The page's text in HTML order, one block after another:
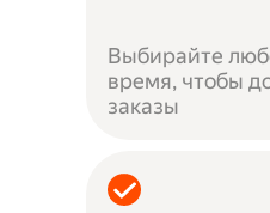
Выбирайте
время, чтобы
заказы